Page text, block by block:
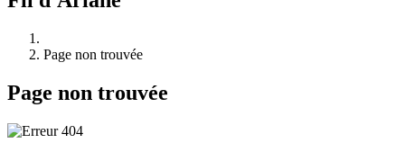
Page non trouvée
Page non trouvée